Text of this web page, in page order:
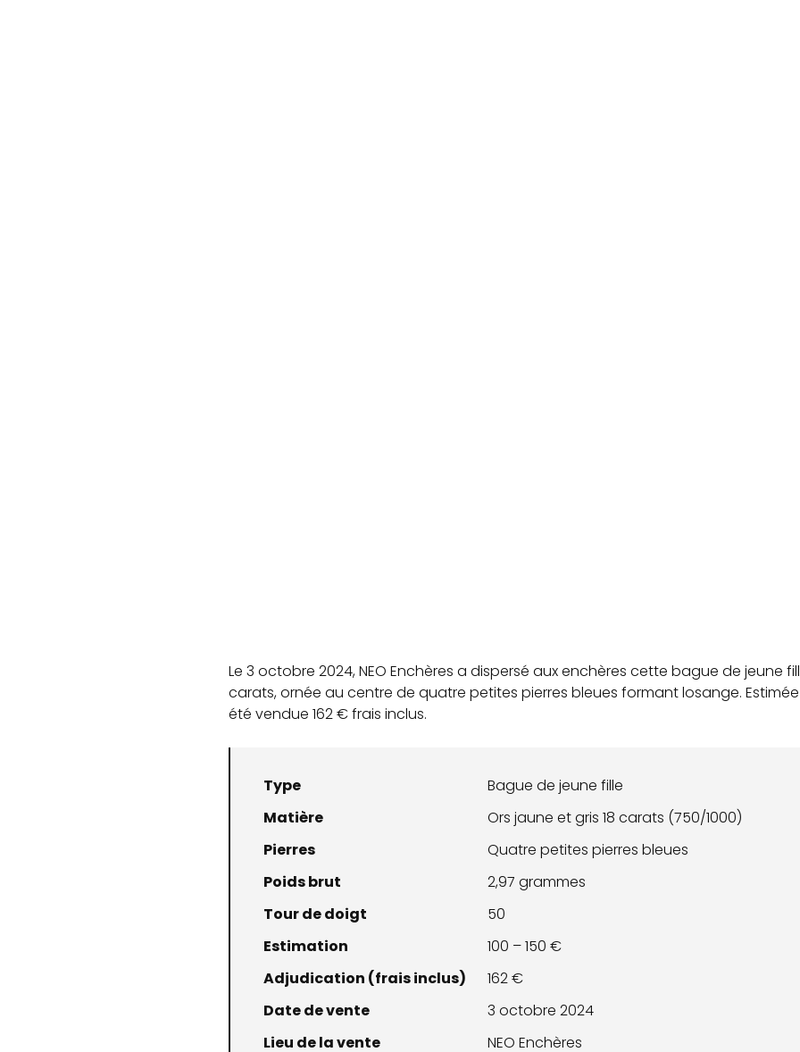
Le 3 octobre 2024, NEO Enchères a dispersé aux enchères cette bague de jeune
carats, ornée au centre de quatre petites pierres bleues formant losange. Estimée
été vendue 162 € frais inclus.
Type
Bague de jeune fille
Matière
Ors jaune et gris 18 carats (750/1000)
Pierres
Quatre petites pierres bleues
Poids brut
2,97 grammes
Tour de doigt
50
Estimation
100 – 150 €
Adjudication (frais inclus)
162 €
Date de vente
3 octobre 2024
Lieu de la vente
NEO Enchères